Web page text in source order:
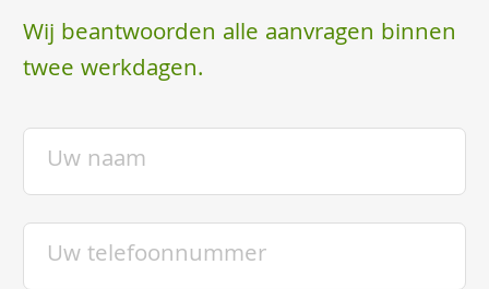
Wij beantwoorden alle aanvragen binnen
twee werkdagen.